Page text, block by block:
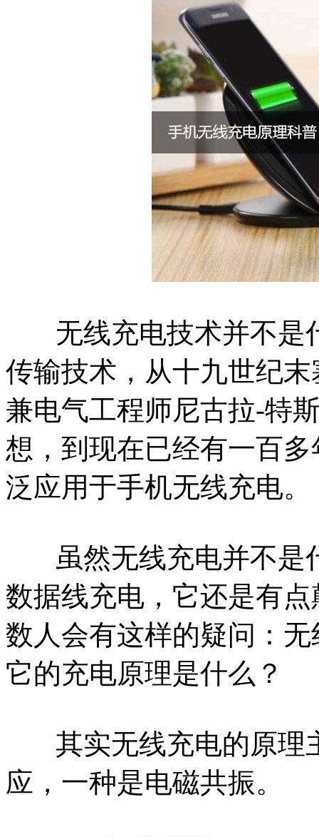
无线充电技术并不是
传输技术，从十九世纪
兼电气工程师尼古拉-特
想，到现在已经有一百
泛应用于手机无线充电。
虽然无线充电并不是
数据线充电，它还是有
数人会有这样的疑问：
它的充电原理是什么？
其实无线充电的原理
应，一种是电磁共振。